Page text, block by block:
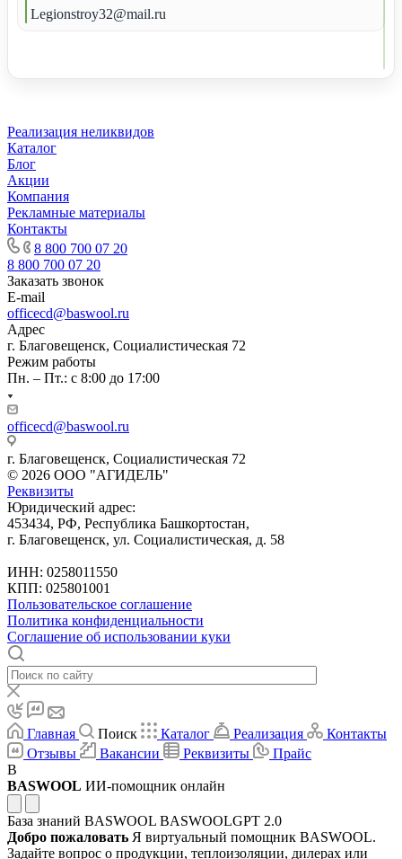
Legionstroy32@mail.ru
Реализация неликвидов
Каталог
Блог
Акции
Компания
Рекламные материалы
Контакты
8 800 700 07 20
8 800 700 07 20
Заказать звонок
E-mail
officecd@baswool.ru
Адрес
г. Благовещенск, Социалистическая 72
Режим работы
Пн. – Пт.: с 8:00 до 17:00
officecd@baswool.ru
г. Благовещенск, Социалистическая 72
© 2026 ООО "АГИДЕЛЬ"
Реквизиты
Юридический адрес:
453434, РФ, Республика Башкортостан,
г. Благовещенск, ул. Социалистическая, д. 58
ИНН: 0258011550
КПП: 025801001
Пользовательское соглашение
Политика конфиденциальности
Соглашение об использовании куки
Главная Поиск Каталог Реализация
Контакты
Отзывы
Вакансии Реквизиты
Прайс
B
BASWOOL ИИ-помощник онлайн
База знаний BASWOOL BASWOOLGPT 2.0
Добро пожаловать Я виртуальный помощник BASWOOL.
Задайте вопрос о продукции, теплоизоляции, дилерах или